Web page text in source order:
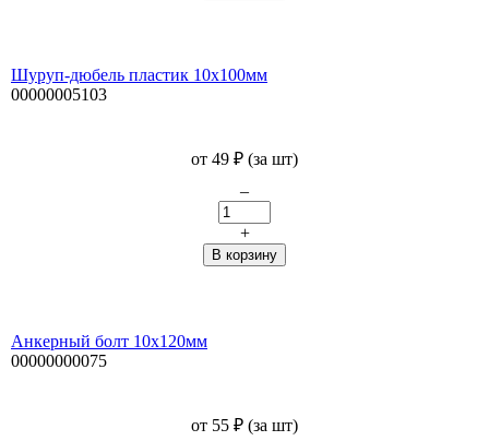
Шуруп-дюбель пластик 10х100мм
00000005103
от 49 ₽ (за шт)
–
+
Анкерный болт 10х120мм
00000000075
от 55 ₽ (за шт)